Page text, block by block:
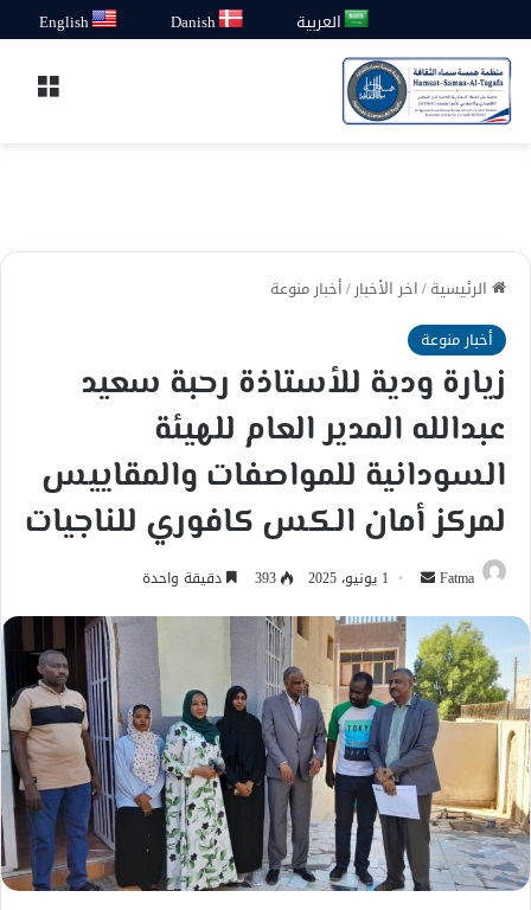
العربية Danish
English
الرئيسية/اخر الأخبار/أخبار منوعة
أخبار منوعة
زيارة ودية للأستاذة رحبة سعيد
عبدالله المدير العام للهيئة
السودانية للمواصفات والمقاييس
لمركز أمان الكس كافوري للناجيات
Fatma
أرسل
إلكترونيا
1 يونيو، 2025 393 دقيقة واحدة